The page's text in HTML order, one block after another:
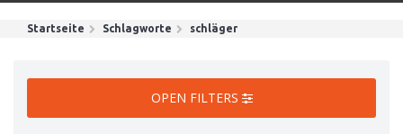
Startseite Schlagworte schläger
OPEN FILTERS